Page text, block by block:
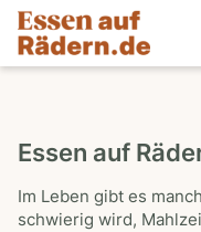
Essen auf
Im Leben gibt es
schwierig wird,